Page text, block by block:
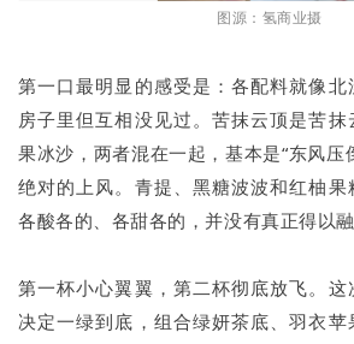
图源：氢商业摄
第一口最明显的感受是：各配料就像北
房子里但互相没见过。苦抹云顶是苦
果冰沙，两者混在一起，基本是“东风压
绝对的上风。青提、黑糖波波和红柚果
各酸各的、各甜各的，并没有真正得以融
第一杯小心翼翼，第二杯彻底放飞。这
决定一绿到底，组合绿妍茶底、羽衣苹